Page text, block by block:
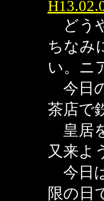
どう
ちなみ
い。ニ
今日
茶店で
皇居
又来よ
今日
限の日